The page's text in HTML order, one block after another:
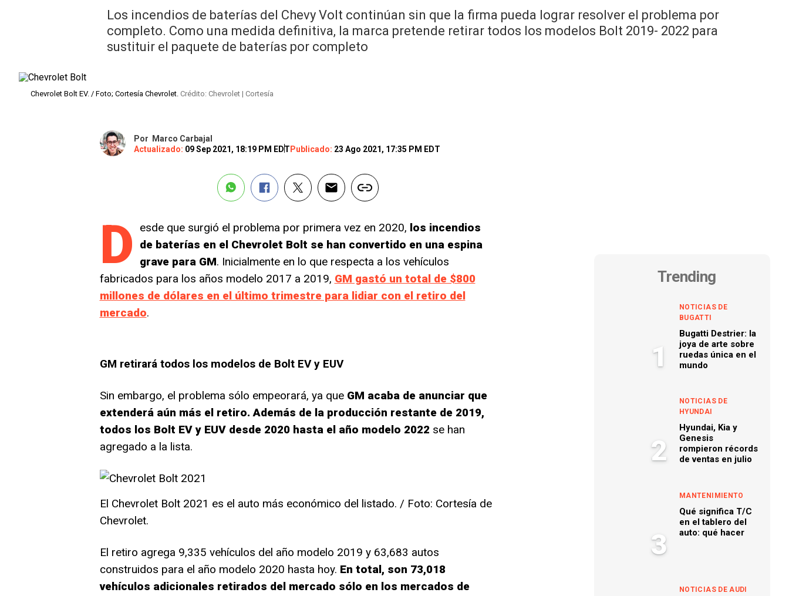
Los incendios de baterías del Chevy Volt continúan sin que la firma pueda lograr resolver el problema por
completo. Como una medida definitiva, la marca pretende retirar todos los modelos Bolt 2019- 2022 para
sustituir el paquete de baterías por completo
Chevrolet Bolt EV. / Foto; Cortesía Chevrolet. Crédito: Chevrolet | Cortesía
Por
Marco Carbajal
Actualizado: 09 Sep 2021, 18:19 PM EDT Publicado: 23 Ago 2021, 17:35 PM EDT
D esde que surgió el problema por primera vez en 2020, los incendios
de baterías en el Chevrolet Bolt se han convertido en una espina
grave para GM. Inicialmente en lo que respecta a los vehículos
fabricados para los años modelo 2017 a 2019, GM gastó un total de $800
millones de dólares en el último trimestre para lidiar con el retiro del
mercado.
GM retirará todos los modelos de Bolt EV y EUV
Sin embargo, el problema sólo empeorará, ya queGM acaba de anunciar que
extenderá aún más el retiro. Además de la producción restante de 2019,
todos los Bolt EV y EUV desde 2020 hasta el año modelo 2022 se han
agregado a la lista.
El Chevrolet Bolt 2021 es el auto más económico del listado. / Foto: Cortesía de
Chevrolet.
El retiro agrega 9,335 vehículos del año modelo 2019 y 63,683 autos
construidos para el año modelo 2020 hasta hoy. En total, son 73,018
vehículos adicionales retirados del mercado sólo en los mercados de
Trending
1
NOTICIAS DE
BUGATTI
Bugatti Destrier: la
joya de arte sobre
ruedas única en el
mundo
2
NOTICIAS DE
HYUNDAI
Hyundai, Kia y
Genesis
rompieron récords
de ventas en julio
3
MANTENIMIENTO
Qué significa T/C
en el tablero del
auto: qué hacer
NOTICIAS DE AUDI